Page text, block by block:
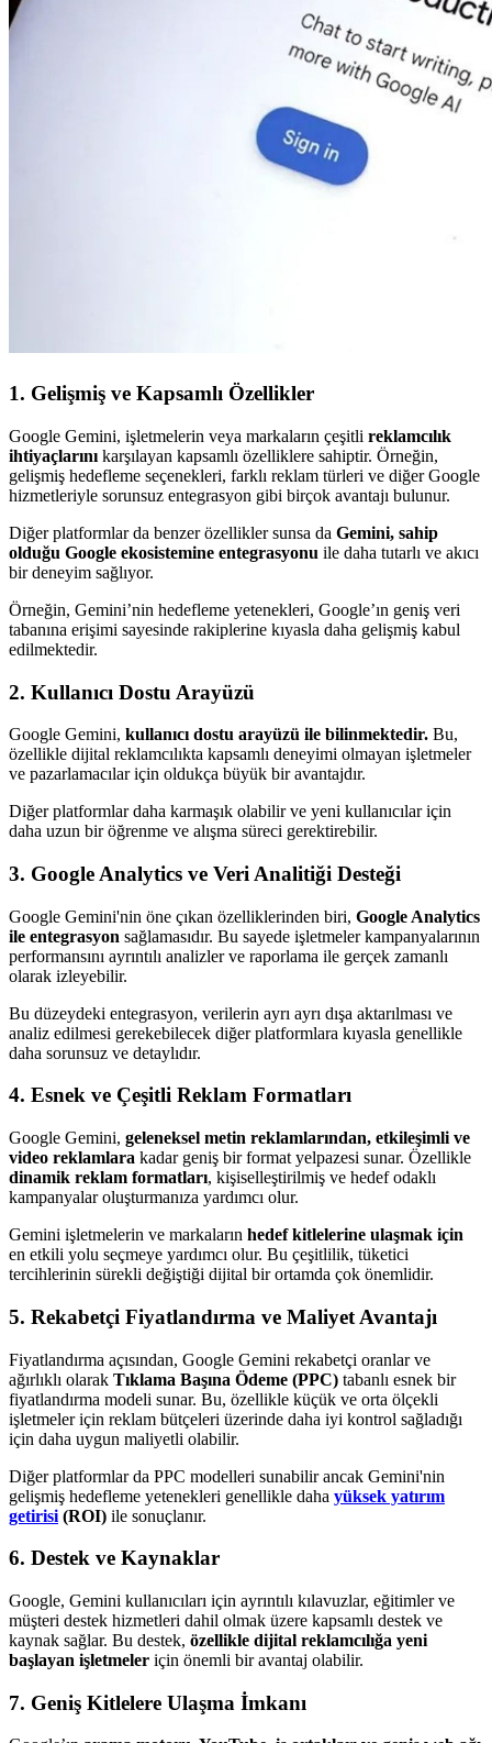
1. Gelişmiş ve Kapsamlı Özellikler
Google Gemini, işletmelerin veya markaların çeşitli reklamcılık
ihtiyaçlarını karşılayan kapsamlı özelliklere sahiptir. Örneğin,
gelişmiş hedefleme seçenekleri, farklı reklam türleri ve diğer Google
hizmetleriyle sorunsuz entegrasyon gibi birçok avantajı bulunur.
Diğer platformlar da benzer özellikler sunsa da Gemini, sahip
olduğu Google ekosistemine entegrasyonu ile daha tutarlı ve akıcı
bir deneyim sağlıyor.
Örneğin, Gemini’nin hedefleme yetenekleri, Google’ın geniş veri
tabanına erişimi sayesinde rakiplerine kıyasla daha gelişmiş kabul
edilmektedir.
2. Kullanıcı Dostu Arayüzü
Google Gemini, kullanıcı dostu arayüzü ile bilinmektedir. Bu,
özellikle dijital reklamcılıkta kapsamlı deneyimi olmayan işletmeler
ve pazarlamacılar için oldukça büyük bir avantajdır.
Diğer platformlar daha karmaşık olabilir ve yeni kullanıcılar için
daha uzun bir öğrenme ve alışma süreci gerektirebilir.
3. Google Analytics ve Veri Analitiği Desteği
Google Gemini'nin öne çıkan özelliklerinden biri, Google Analytics
ile entegrasyon sağlamasıdır. Bu sayede işletmeler kampanyalarının
performansını ayrıntılı analizler ve raporlama ile gerçek zamanlı
olarak izleyebilir.
Bu düzeydeki entegrasyon, verilerin ayrı ayrı dışa aktarılması ve
analiz edilmesi gerekebilecek diğer platformlara kıyasla genellikle
daha sorunsuz ve detaylıdır.
4. Esnek ve Çeşitli Reklam Formatları
Google Gemini, geleneksel metin reklamlarından, etkileşimli ve
video reklamlara kadar geniş bir format yelpazesi sunar. Özellikle
dinamik reklam formatları, kişiselleştirilmiş ve hedef odaklı
kampanyalar oluşturmanıza yardımcı olur.
Gemini işletmelerin ve markaların hedef kitlelerine ulaşmak için
en etkili yolu seçmeye yardımcı olur. Bu çeşitlilik, tüketici
tercihlerinin sürekli değiştiği dijital bir ortamda çok önemlidir.
5. Rekabetçi Fiyatlandırma ve Maliyet Avantajı
Fiyatlandırma açısından, Google Gemini rekabetçi oranlar ve
ağırlıklı olarak Tıklama Başına Ödeme (PPC) tabanlı esnek bir
fiyatlandırma modeli sunar. Bu, özellikle küçük ve orta ölçekli
işletmeler için reklam bütçeleri üzerinde daha iyi kontrol sağladığı
için daha uygun maliyetli olabilir.
Diğer platformlar da PPC modelleri sunabilir ancak Gemini'nin
gelişmiş hedefleme yetenekleri genellikle daha yüksek yatırım
getirisi (ROI) ile sonuçlanır.
6. Destek ve Kaynaklar
Google, Gemini kullanıcıları için ayrıntılı kılavuzlar, eğitimler ve
müşteri destek hizmetleri dahil olmak üzere kapsamlı destek ve
kaynak sağlar. Bu destek, özellikle dijital reklamcılığa yeni
başlayan işletmeler için önemli bir avantaj olabilir.
7. Geniş Kitlelere Ulaşma İmkanı